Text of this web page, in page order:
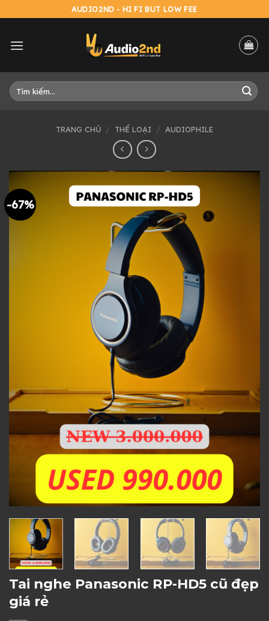
to
AUDIO2ND - HI FI BUT LOW FEE
Tìm
kiếm:
TRANG CHỦ / THỂ LOẠI / AUDIOPHILE
-67%
Tai nghe Panasonic RP-HD5 cũ đẹp
giá rẻ